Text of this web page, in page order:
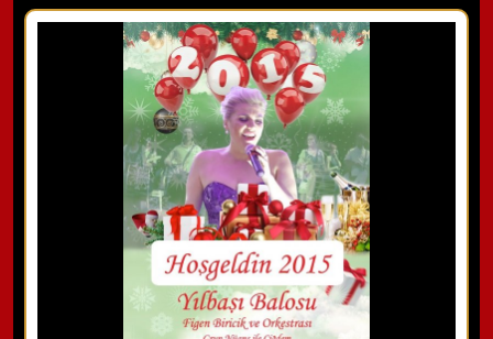
X Kapat
WhatsApp ile Bilgi Alın
Hemen Arayın
Detaylı Bilgi Alın